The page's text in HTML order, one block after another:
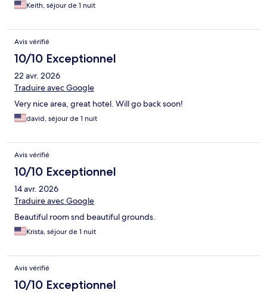
Keith, séjour de 1 nuit
Avis vérifié
10/10 Exceptionnel
22 avr. 2026
Traduire avec Google
Very nice area, great hotel. Will go back soon!
david, séjour de 1 nuit
Avis vérifié
10/10 Exceptionnel
14 avr. 2026
Traduire avec Google
Beautiful room snd beautiful grounds.
Krista, séjour de 1 nuit
Avis vérifié
10/10 Exceptionnel